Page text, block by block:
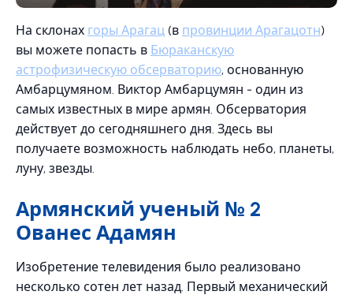
На склонах горы Арагац (в провинции Арагацотн)
вы можете попасть в Бюраканскую
астрофизическую обсерваторию, основанную
Амбарцумяном. Виктор Амбарцумян - один из
самых известных в мире армян. Обсерватория
действует до сегодняшнего дня. Здесь вы
получаете возможность наблюдать небо, планеты,
луну, звезды.
Армянский ученый № 2
Ованес Адамян
Изобретение телевидения было реализовано
несколько сотен лет назад. Первый механический